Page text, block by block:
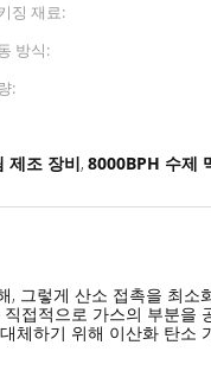
징 재료:
방식:
:
제조 장비, 8000BPH 수제
그렇게 산소 접촉을 최
접적으로 가스의 부분
하기 위해 이산화 탄